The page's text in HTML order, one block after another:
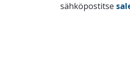
sähköpostitse